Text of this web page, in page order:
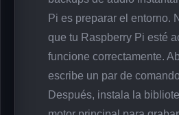
Pi es preparar el entorno.
que tu Raspberry Pi esté
funcione correctamente.
escribe un par de
Después, instala la